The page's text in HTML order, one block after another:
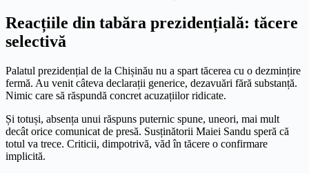
Reacțiile din tabăra prezidențială: tăcere
selectivă
Palatul prezidențial de la Chișinău nu a spart tăcerea cu o dezmințire
fermă. Au venit câteva declarații generice, dezavuări fără substanță.
Nimic care să răspundă concret acuzațiilor ridicate.
Și totuși, absența unui răspuns puternic spune, uneori, mai mult
decât orice comunicat de presă. Susținătorii Maiei Sandu speră că
totul va trece. Criticii, dimpotrivă, văd în tăcere o confirmare
implicită.